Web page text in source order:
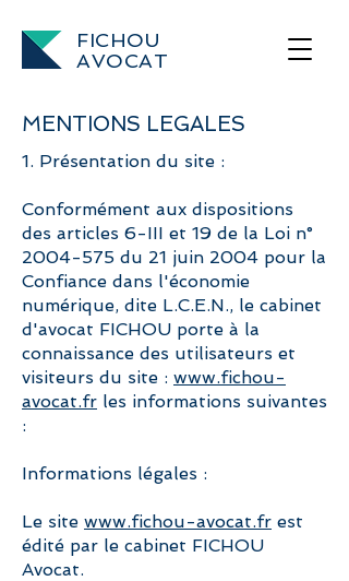
FICHOU
AVOCAT
MENTIONS LEGALES
1. Présentation du site :
Conformément aux dispositions
des articles 6-III et 19 de la Loi n°
2004-575 du 21 juin 2004 pour la
Confiance dans l'économie
numérique, dite L.C.E.N., le cabinet
d'avocat FICHOU porte à la
connaissance des utilisateurs et
visiteurs du site : www.fichou-
avocat.fr les informations suivantes
:
Informations légales :
Le site www.fichou-avocat.fr est
édité par le cabinet FICHOU
Avocat.